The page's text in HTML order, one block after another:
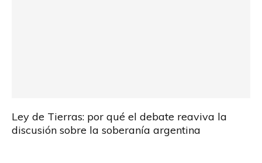
Ley de Tierras: por qué el debate reaviva la
discusión sobre la soberanía argentina